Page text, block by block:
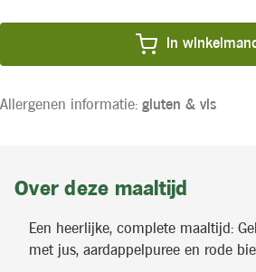
In
Allergenen informatie: gluten & vis
Over deze maaltijd
Een heerlijke, complete maaltijd:
met jus, aardappelpuree en rode